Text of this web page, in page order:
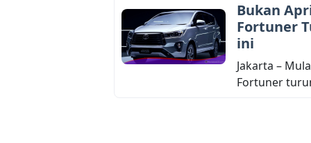
Bukan
Fortuner
ini
Jakarta –
Fortuner